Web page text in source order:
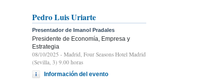
Pedro Luis Uriarte
Presentador de Imanol Pradales
Presidente de Economía, Empresa y
Estrategia
08/10/2025 - Madrid, Four Seasons Hotel Madrid
(Sevilla, 3) 9.00 horas
Información del evento